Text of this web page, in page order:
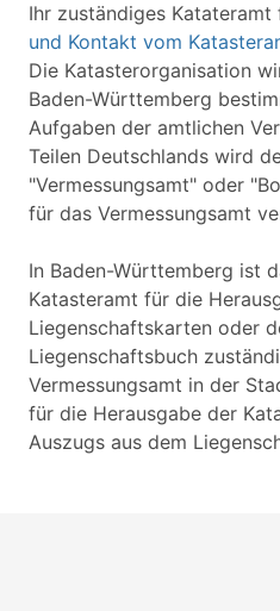
Ihr zuständiges Katateramt
und Kontakt vom
Die Katasterorganisation
Baden-Württemberg
Aufgaben der amtlichen
Teilen Deutschlands wird
"Vermessungsamt" oder
für das Vermessungsamt
In Baden-Württemberg ist
Katasteramt für die
Liegenschaftskarten oder
Liegenschaftsbuch
Vermessungsamt in der
für die Herausgabe der
Auszugs aus dem